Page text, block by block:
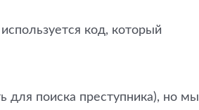
код, который
для поиска преступника), но мы